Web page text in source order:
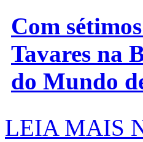
Com
Tavares na
do Mundo
LEIA MAIS